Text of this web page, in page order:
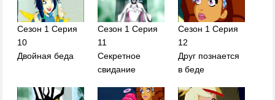
Сезон 1 Серия
10
Двойная беда
Сезон 1 Серия
11
Секретное
свидание
Сезон 1 Серия
12
Друг познается
в беде